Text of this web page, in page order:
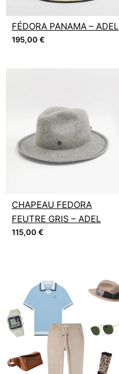
FÉDORA PANAMA – ADEL
195,00 €
CHAPEAU FEDORA
FEUTRE GRIS – ADEL
115,00 €